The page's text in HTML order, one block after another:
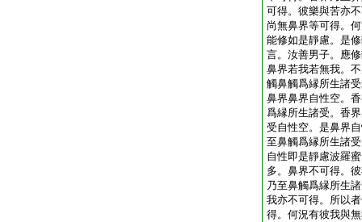
可得。彼樂與苦亦
尚無鼻界等可得。
能修如是靜慮。是
言。汝善男子。應
鼻界若我若無我。
觸鼻觸爲縁所生諸
鼻界鼻界自性空。
爲縁所生諸受。香
受自性空。是鼻界
至鼻觸爲縁所生諸
自性即是靜慮波羅
多。鼻界不可得。
乃至鼻觸爲縁所生
我亦不可得。所以
得。何況有彼我與